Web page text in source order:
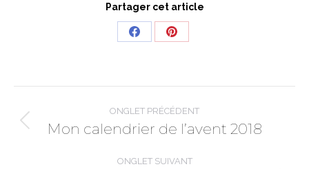
Partager cet article
Share
Share
Navigation
de
commentaire
ONGLET PRÉCÉDENT
Onglet
Mon calendrier de l’avent 2018
ONGLET SUIVANT